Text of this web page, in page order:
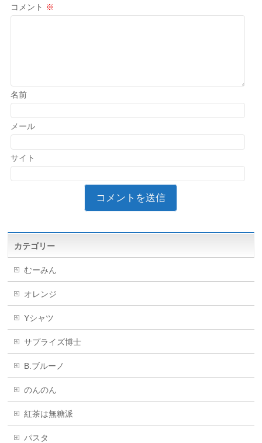
コメント ※
名前
メール
サイト
カテゴリー
むーみん
オレンジ
Yシャツ
サプライズ博士
B.ブルーノ
のんのん
紅茶は無糖派
パスタ